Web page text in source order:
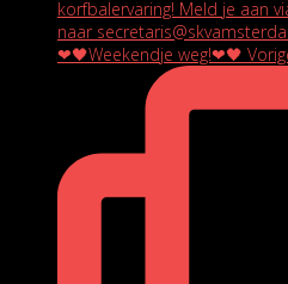
❤🖤Weekendje weg!❤🖤